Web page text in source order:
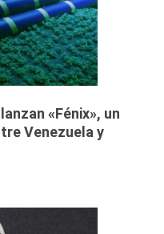
«Fénix», un
Venezuela y